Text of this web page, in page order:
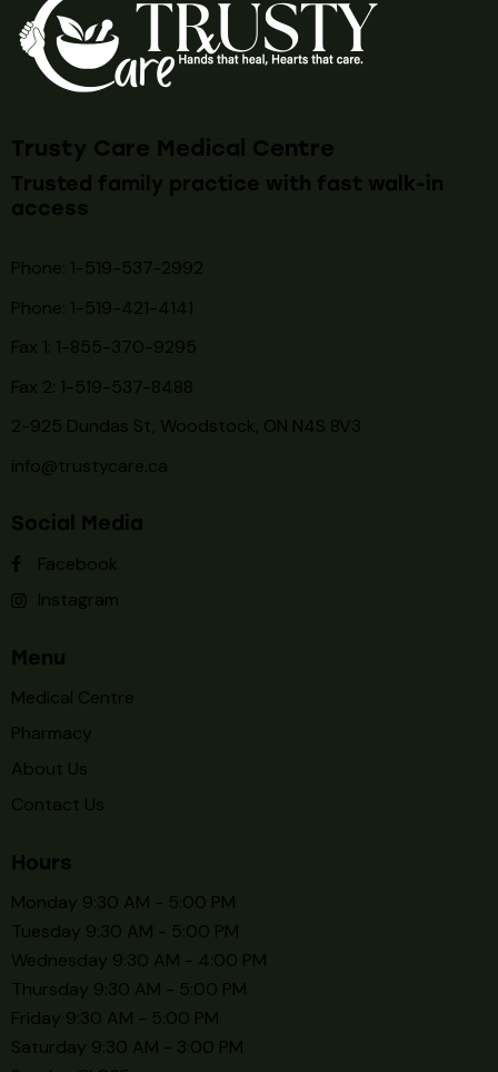
Trusty Care Medical Centre
Trusted family practice with fast walk-in
access
Phone: 1-519-537-2992
Phone: 1-519-421-4141
Fax 1: 1-855-370-9295
Fax 2: 1-519-537-8488
2-925 Dundas St, Woodstock, ON N4S 8V3
info@trustycare.ca
Social Media
Facebook
Instagram
Menu
Medical Centre
Pharmacy
About Us
Contact Us
Hours
Monday 9:30 AM - 5:00 PM
Tuesday 9:30 AM - 5:00 PM
Wednesday 9:30 AM - 4:00 PM
Thursday 9:30 AM - 5:00 PM
Friday 9:30 AM - 5:00 PM
Saturday 9:30 AM - 3:00 PM